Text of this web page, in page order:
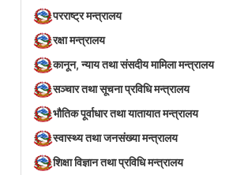
परराष्ट्र मन्त्रालय
रक्षा मन्त्रालय
कानून, न्याय तथा संसदीय मामिला मन्त्रालय
सञ्‍चार तथा सूचना प्रविधि मन्त्रालय
भौतिक पूर्वाधार तथा यातायात मन्त्रालय
स्वास्थ्य तथा जनसंख्या मन्त्रालय
शिक्षा विज्ञान तथा प्रविधि मन्त्रालय